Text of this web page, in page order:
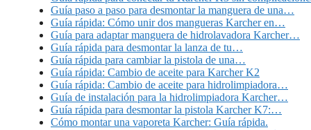
Guía paso a paso para desmontar la manguera de una…
Guía rápida: Cómo unir dos mangueras Karcher en…
Guía para adaptar manguera de hidrolavadora Karcher…
Guía rápida para desmontar la lanza de tu…
Guía rápida para cambiar la pistola de una…
Guía rápida: Cambio de aceite para Karcher K2
Guía rápida: Cambio de aceite para hidrolimpiadora…
Guía de instalación para la hidrolimpiadora Karcher…
Guía rápida para desmontar la pistola Karcher K7:…
Cómo montar una vaporeta Karcher: Guía rápida.